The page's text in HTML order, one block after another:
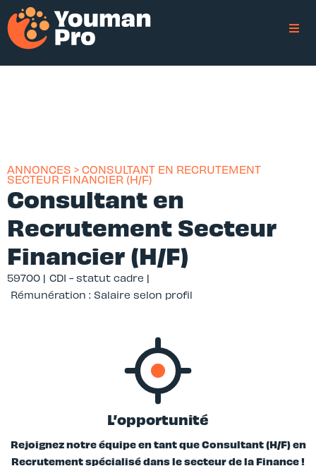
ANNONCES > CONSULTANT EN RECRUTEMENT
SECTEUR FINANCIER (H/F)
Consultant en
Recrutement Secteur
Financier (H/F)
59700 | CDI - statut cadre |
Rémunération : Salaire selon profil
L’opportunité
Rejoignez notre équipe en tant que Consultant (H/F) en
Recrutement spécialisé dans le secteur de la Finance !